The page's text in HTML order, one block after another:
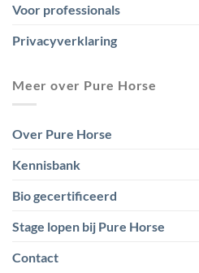
Voor professionals
Privacyverklaring
Meer over Pure Horse
Over Pure Horse
Kennisbank
Bio gecertificeerd
Stage lopen bij Pure Horse
Contact